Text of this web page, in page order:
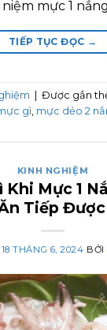
mực 1
TIẾP TỤC ĐỌC →
Được gắn
gì, mực dẻo 2
KINH NGHIỆM
Khi Mực 1
Tiếp
18 THÁNG 6, 2024 BỞI